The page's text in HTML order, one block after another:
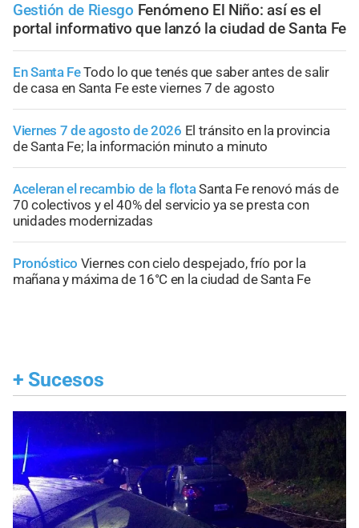
Gestión de Riesgo Fenómeno El Niño: así es el
portal informativo que lanzó la ciudad de Santa Fe
En Santa FeTodo lo que tenés que saber antes de salir
de casa en Santa Fe este viernes 7 de agosto
Viernes 7 de agosto de 2026 El tránsito en la provincia
de Santa Fe; la información minuto a minuto
Aceleran el recambio de la flotaSanta Fe renovó más de
70 colectivos y el 40% del servicio ya se presta con
unidades modernizadas
Pronóstico Viernes con cielo despejado, frío por la
mañana y máxima de 16°C en la ciudad de Santa Fe
+ Sucesos